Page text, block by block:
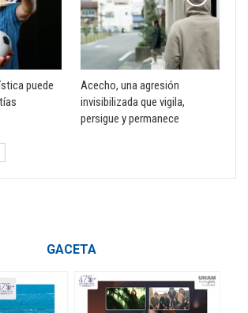
puede
Acecho, una agresión
invisibilizada que vigila,
persigue y permanece
GACETA